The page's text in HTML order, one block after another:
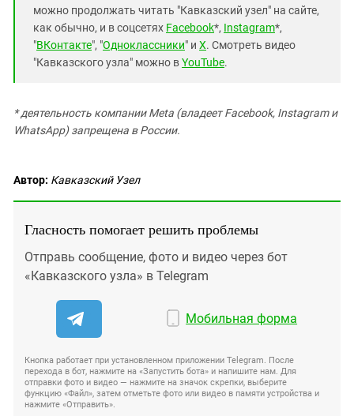
можно продолжать читать "Кавказский узел" на сайте,
как обычно, и в соцсетях Facebook*, Instagram*,
"ВКонтакте", "Одноклассники" и X. Смотреть видео
"Кавказского узла" можно вYouTube.
* деятельность компании Meta (владеет Facebook, Instagram и
WhatsApp) запрещена в России.
Автор: Кавказский Узел
Гласность помогает решить проблемы
Отправь сообщение, фото и видео через бот
«Кавказского узла» в Telegram
Мобильная форма
Кнопка работает при установленном приложении Telegram. После
перехода в бот, нажмите на «Запустить бота» и напишите нам. Для
отправки фото и видео — нажмите на значок скрепки, выберите
функцию «Файл», затем отметьте фото или видео в памяти устройства и
нажмите «Отправить».